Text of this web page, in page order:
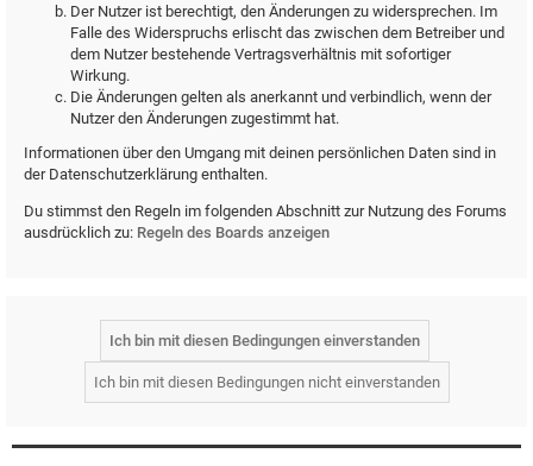
Der Nutzer ist berechtigt, den Änderungen zu widersprechen. Im
Falle des Widerspruchs erlischt das zwischen dem Betreiber und
dem Nutzer bestehende Vertragsverhältnis mit sofortiger
Wirkung.
Die Änderungen gelten als anerkannt und verbindlich, wenn der
Nutzer den Änderungen zugestimmt hat.
Informationen über den Umgang mit deinen persönlichen Daten sind in
der Datenschutzerklärung enthalten.
Du stimmst den Regeln im folgenden Abschnitt zur Nutzung des Forums
ausdrücklich zu: Regeln des Boards anzeigen